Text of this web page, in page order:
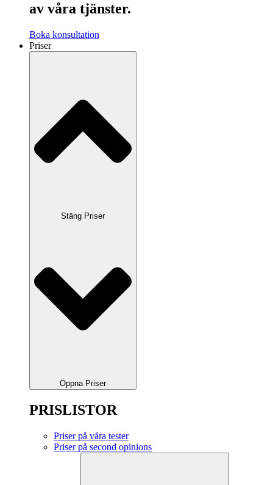
av våra tjänster.
Boka konsultation
Priser
Stäng Priser
Öppna Priser
PRISLISTOR
Priser på våra tester
Priser på second opinions